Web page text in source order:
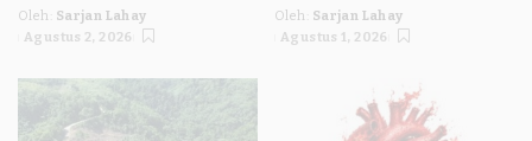
Posted
by
Oleh:
Sarjan Lahay
Agustus 2, 2026
Posted
by
Oleh:
Sarjan Lahay
Agustus 1, 2026